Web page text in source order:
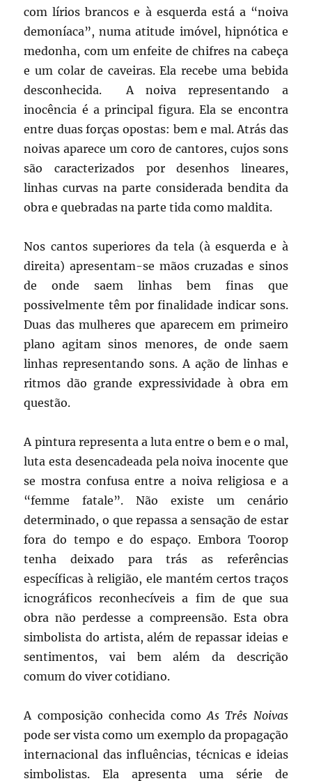
com lírios brancos e à esquerda está a “noiva
demoníaca”, numa atitude imóvel, hipnótica e
medonha, com um enfeite de chifres na cabeça
e um colar de caveiras. Ela recebe uma bebida
desconhecida. A noiva representando a
inocência é a principal figura. Ela se encontra
entre duas forças opostas: bem e mal. Atrás das
noivas aparece um coro de cantores, cujos sons
são caracterizados por desenhos lineares,
linhas curvas na parte considerada bendita da
obra e quebradas na parte tida como maldita.
Nos cantos superiores da tela (à esquerda e à
direita) apresentam-se mãos cruzadas e sinos
de onde saem linhas bem finas que
possivelmente têm por finalidade indicar sons.
Duas das mulheres que aparecem em primeiro
plano agitam sinos menores, de onde saem
linhas representando sons. A ação de linhas e
ritmos dão grande expressividade à obra em
questão.
A pintura representa a luta entre o bem e o mal,
luta esta desencadeada pela noiva inocente que
se mostra confusa entre a noiva religiosa e a
“femme fatale”. Não existe um cenário
determinado, o que repassa a sensação de estar
fora do tempo e do espaço. Embora Toorop
tenha deixado para trás as referências
específicas à religião, ele mantém certos traços
icnográficos reconhecíveis a fim de que sua
obra não perdesse a compreensão. Esta obra
simbolista do artista, além de repassar ideias e
sentimentos, vai bem além da descrição
comum do viver cotidiano.
A composição conhecida como As Três Noivas
pode ser vista como um exemplo da propagação
internacional das influências, técnicas e ideias
simbolistas. Ela apresenta uma série de